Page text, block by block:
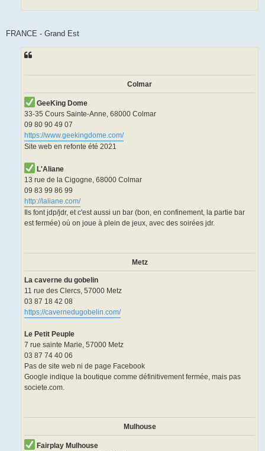
FRANCE - Grand Est
Colmar
GeeKing Dome
33-35 Cours Sainte-Anne, 68000 Colmar
09 80 90 49 07
https://www.geekingdome.com/
Site web en refonte été 2021
L'Aliane
13 rue de la Cigogne, 68000 Colmar
09 83 99 86 99
http://laliane.com/
Ils font jdp/jdr, et c'est aussi un bar (bon, en confinement, la partie bar
est fermée) où on joue à plein de jeux, avec des soirées jdr.
Metz
La caverne du gobelin
11 rue des Clercs, 57000 Metz
03 87 18 42 08
https://cavernedugobelin.com/
Le Petit Peuple
7 rue sainte Marie, 57000 Metz
03 87 74 40 06
Pas de site web ni de page Facebook
Google indique la boutique comme définitivement fermée, mais pas
societe.com.
Mulhouse
Fairplay Mulhouse